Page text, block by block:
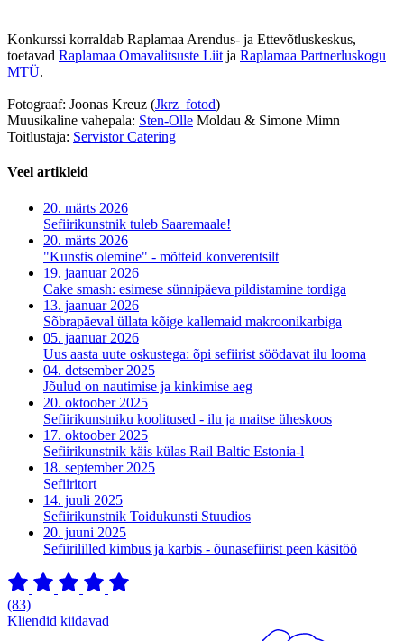
Konkurssi korraldab Raplamaa Arendus- ja Ettevõtluskeskus,
toetavad Raplamaa Omavalitsuste Liit ja Raplamaa Partnerluskogu
MTÜ.
Fotograaf: Joonas Kreuz (Jkrz_fotod)
Muusikaline vahepala: Sten-Olle Moldau & Simone Mimn
Toitlustaja: Servistor Catering
Veel artikleid
20. märts 2026
Sefiirikunstnik tuleb Saaremaale!
20. märts 2026
"Kunstis olemine" - mõtteid konverentsilt
19. jaanuar 2026
Cake smash: esimese sünnipäeva pildistamine tordiga
13. jaanuar 2026
Sõbrapäeval üllata kõige kallemaid makroonikarbiga
05. jaanuar 2026
Uus aasta uute oskustega: õpi sefiirist söödavat ilu looma
04. detsember 2025
Jõulud on nautimise ja kinkimise aeg
20. oktoober 2025
Sefiirikunstniku koolitused - ilu ja maitse üheskoos
17. oktoober 2025
Sefiirikunstnik käis külas Rail Baltic Estonia-l
18. september 2025
Sefiiritort
14. juuli 2025
Sefiirikunstnik Toidukunsti Stuudios
20. juuni 2025
Sefiirililled kimbus ja karbis - õunasefiirist peen käsitöö
(83)
Kliendid kiidavad